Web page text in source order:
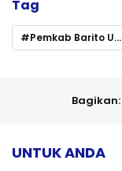
Tag
Pemkab Barito Utara
Bagikan:
UNTUK ANDA